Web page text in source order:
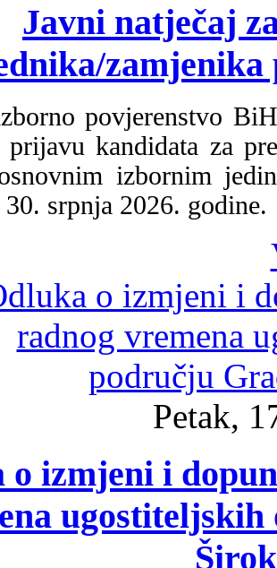
Javni natječaj
povjerenstvo
prijavu kandidata za
izbornim
srpnja 2026. godine.
Petak,
o izmjeni i